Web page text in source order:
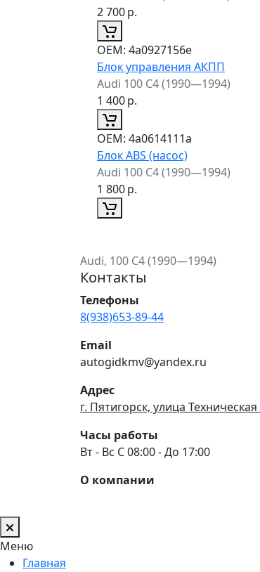
2 700р.
ОЕМ: 4a0927156e
Блок управления АКПП
Audi 100 C4 (1990—1994)
1 400р.
ОЕМ: 4a0614111a
Блок ABS (насос)
Audi 100 C4 (1990—1994)
1 800р.
Audi, 100 C4 (1990—1994)
Контакты
Телефоны
8(938)653-89-44
Email
autogidkmv@yandex.ru
Адрес
г. Пятигорск, улица Техническая
Часы работы
Вт - Вс С 08:00 - До 17:00
О компании
Меню
Главная